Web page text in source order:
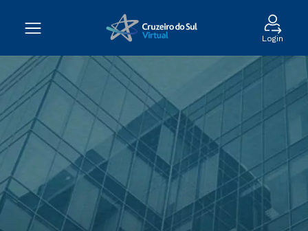
Login